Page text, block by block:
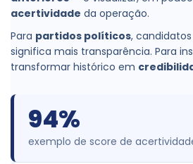
acertividade da operação.
Para partidos políticos, candidatos
significa mais transparência. Para
transformar histórico em
94%
exemplo de score de